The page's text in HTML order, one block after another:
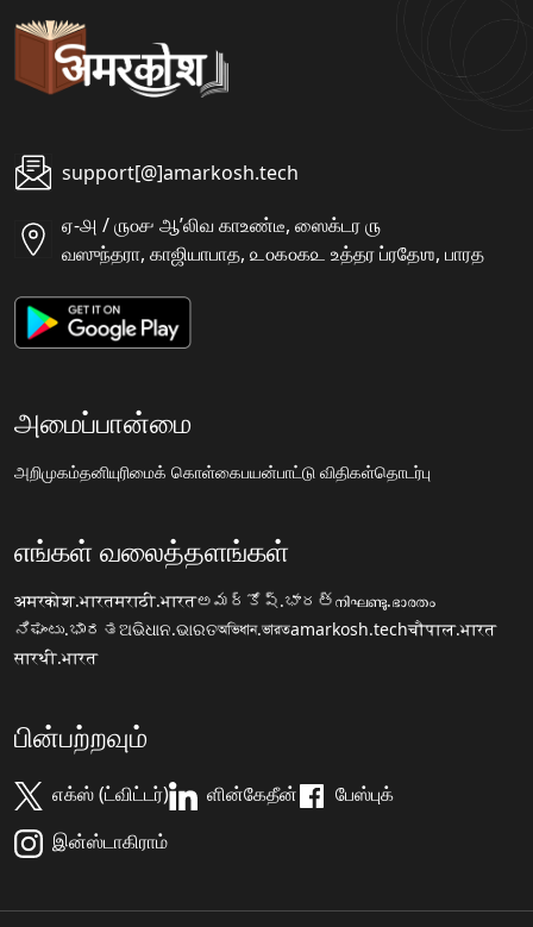
support[@]amarkosh.tech
ஏ-௮ / ௫௦௪ ஆʼலிவ காஉண்டீ, ஸைக்டர ௫
வஸுந்தரா, காஜியாபாத, ௨௦௧௦௧௨ உத்தர ப்ரதேஶ, பாரத
அமைப்பான்மை
அறிமுகம்தனியுரிமைக் கொள்கைபயன்பாட்டு விதிகள்தொடர்பு
எங்கள் வலைத்தளங்கள்
अमरकोश.भारतमराठी.भारतఅమర్కోష్.భారత్നിഘണ്ടു.ഭാരതം
ನಿಘಂಟು.ಭಾರತଅଭିଧାନ.ଭାରତঅভিধান.ভারতamarkosh.techचौपाल.भारत
सारथी.भारत
பின்பற்றவும்
எக்ஸ் (ட்விட்டர்) ளின்கேதீன்
பேஸ்புக்
இன்ஸ்டாகிராம்